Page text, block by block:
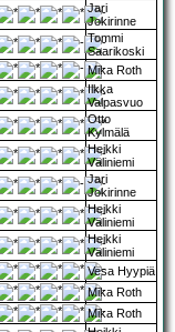
Jari
Jokirinne
Tommi
Saarikoski
Mika Roth
Ilkka
Valpasvuo
Otto
Kylmälä
Heikki
Väliniemi
Jari
Jokirinne
Heikki
Väliniemi
Heikki
Väliniemi
Vesa Hyypiä
Mika Roth
Mika Roth